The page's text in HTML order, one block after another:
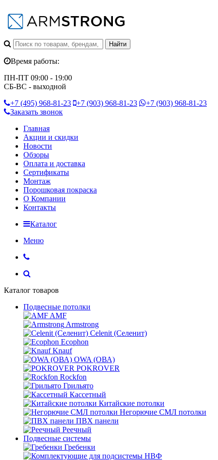
Время работы:
ПН-ПТ 09:00 - 19:00
СБ-ВС - выходной
+7 (495) 968-81-23 +7 (903) 968-81-23 +7 (903) 968-81-23
Заказать звонок
Главная
Акции и скидки
Новости
Обзоры
Оплата и доставка
Сертификаты
Монтаж
Порошковая покраска
О Компании
Контакты
Каталог
Меню
Каталог товаров
Подвесные потолки
AMF
Armstrong
Celenit (Селенит)
Ecophon
Knauf
OWA (ОВА)
POKROVER
Rockfon
Грильято
Кассетный
Китайские потолки
Негорючие СМЛ потолки
ПВХ панели
Реечный
Подвесные системы
Гребенки